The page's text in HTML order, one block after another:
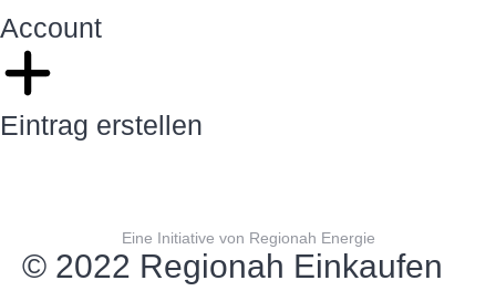
Account
Eintrag erstellen
Eine Initiative von Regionah Energie
© 2022 Regionah Einkaufen